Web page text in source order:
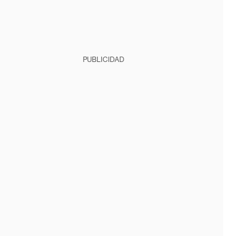
PUBLICIDAD